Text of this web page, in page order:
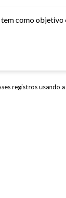
registros usando a